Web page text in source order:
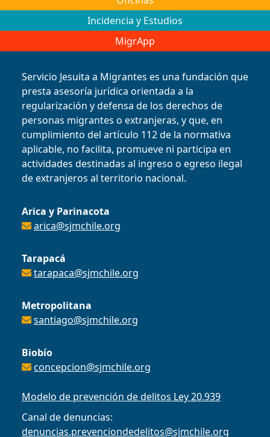
Incidencia y Estudios
MigrApp
Servicio Jesuita a Migrantes es una fundación que
presta asesoría jurídica orientada a la
regularización y defensa de los derechos de
personas migrantes o extranjeras, y que, en
cumplimiento del artículo 112 de la normativa
aplicable, no facilita, promueve ni participa en
actividades destinadas al ingreso o egreso ilegal
de extranjeros al territorio nacional.
Arica y Parinacota
arica@sjmchile.org
Tarapacá
tarapaca@sjmchile.org
Metropolitana
santiago@sjmchile.org
Biobío
concepcion@sjmchile.org
Modelo de prevención de delitos Ley 20.939
Canal de denuncias:
denuncias.prevenciondedelitos@sjmchile.org